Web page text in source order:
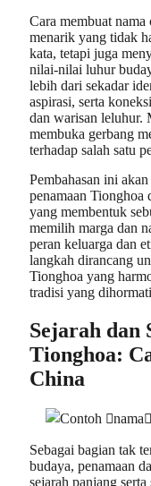
Cara membuat nama
menarik yang tidak
kata, tetapi juga
nilai-nilai luhur
lebih dari sekadar
aspirasi, serta
dan warisan leluhur.
membuka gerbang
terhadap salah satu
Pembahasan ini
penamaan Tionghoa
yang membentuk
memilih marga dan
peran keluarga dan
langkah dirancang
Tionghoa yang
tradisi yang
Sejarah dan
Tionghoa:
China
Sebagai bagian tak
budaya, penamaan
sejarah panjang